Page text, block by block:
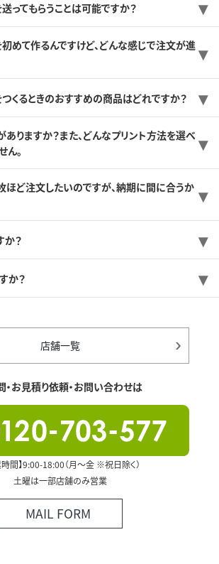
ってもらうことは可能ですか？
めて作るんですけど、どんな感じで注文が進
くるときのおすすめの商品はどれですか？
ありますか？また、どんなプリント方法を選べ
ん。
ほど注文したいのですが、納期に間に合うか
か？
か？
店舗一覧
・お見積り依頼・お問い合わせは
時間】9:00-18:00（月～金 ※祝日除く）
土曜は一部店舗のみ営業
MAIL FORM